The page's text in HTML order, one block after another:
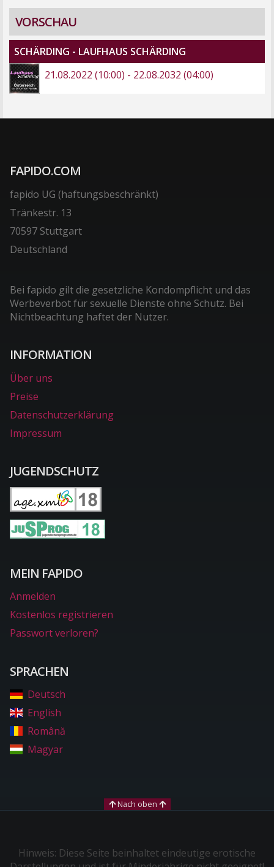
VORSCHAU
SCHÄRDING - LAUFHAUS SCHÄRDING
21.08.2022 (10:00) - 22.08.2032 (04:00)
FAPIDO.COM
fapido UG (haftungsbeschränkt)
Tränkestr. 13
70597 Stuttgart
Deutschland
Bei fapido gilt die gesetzliche Kondompflicht und das
Werbeverbot für sexuelle Dienste ohne Schutz. Bei
Nichtbeachtung haftet der Nutzer.
INFORMATION
Über uns
Preise
Datenschutzerklärung
Impressum
JUGENDSCHUTZ
MEIN FAPIDO
Anmelden
Kostenlos registrieren
Passwort verloren?
SPRACHEN
Deutsch
English
Română
Magyar
Nach oben
Hinweis: Diese Seite beinhaltet eindeutige erotische